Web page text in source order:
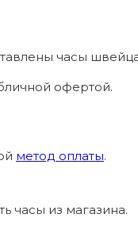
часы
офертой.
метод оплаты.
часы из магазина.